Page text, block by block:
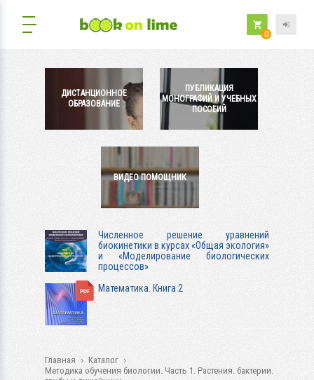
0
ДИСТАНЦИОННОЕ
ОБРАЗОВАНИЕ
ПУБЛИКАЦИЯ
МОНОГРАФИЙ И УЧЕБНЫХ
ПОСОБИЙ
ВИДЕО ПОМОЩНИК
Численное решение уравнений
биокинетики в курсах «Общая экология»
и «Моделирование биологических
процессов»
Математика. Книга 2
Главная
Каталог
Методика обучения биологии. Часть 1. Растения. бактерии.